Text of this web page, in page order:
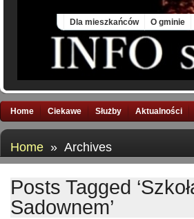
Dla mieszkańców O gminie
Home Ciekawe Służby Aktualności
Home » Archives
Posts Tagged
Sadownem’